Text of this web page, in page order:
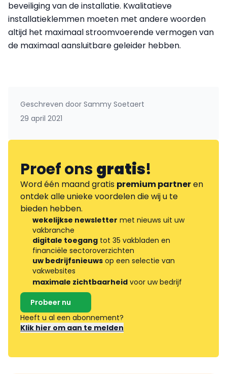
beveiliging van de installatie. Kwalitatieve
installatieklemmen moeten met andere woorden
altijd het maximaal stroomvoerende vermogen van
de maximaal aansluitbare geleider hebben.
Geschreven door Sammy Soetaert
29 april 2021
Proef onsgratis!
Word één maand gratis premium partneren
ontdek alle unieke voordelen die wij u te
bieden hebben.
wekelijkse newsletter met nieuws uit uw
vakbranche
digitale toegang tot 35 vakbladen en
financiële sectoroverzichten
uw bedrijfsnieuws op een selectie van
vakwebsites
maximale zichtbaarheid voor uw bedrijf
Probeer nu
Heeft u al een abonnement?
Klik hier om aan te melden